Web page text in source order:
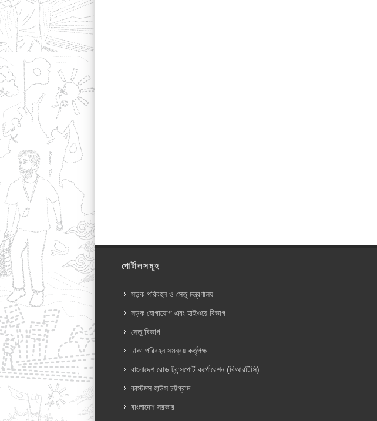
পোর্টালসমূহ
সড়ক পরিবহন ও সেতু মন্ত্রণালয়
সড়ক যোগাযোগ এবং হাইওয়ে বিভাগ
সেতু বিভাগ
ঢাকা পরিবহন সমন্বয় কর্তৃপক্ষ
বাংলাদেশ রোড ট্রান্সপোর্ট কর্পোরেশন (বিআরটিসি)
কাস্টমস হাউস চট্টগ্রাম
বাংলাদেশ সরকার